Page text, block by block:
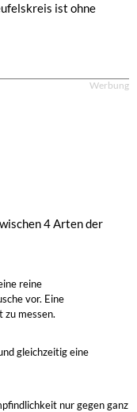
ist ohne
Werbung
4 Arten der
reine
vor. Eine
zu messen.
gleichzeitig eine
nur gegen ganz